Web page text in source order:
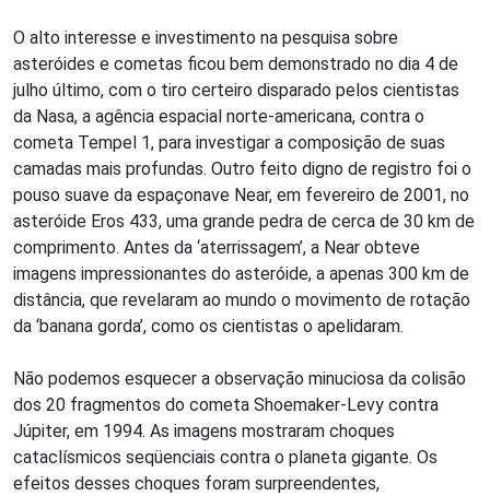
O alto interesse e investimento na pesquisa sobre
asteróides e cometas ficou bem demonstrado no dia 4 de
julho último, com o tiro certeiro disparado pelos cientistas
da Nasa, a agência espacial norte-americana, contra o
cometa Tempel 1, para investigar a composição de suas
camadas mais profundas. Outro feito digno de registro foi o
pouso suave da espaçonave Near, em fevereiro de 2001, no
asteróide Eros 433, uma grande pedra de cerca de 30 km de
comprimento. Antes da ‘aterrissagem’, a Near obteve
imagens impressionantes do asteróide, a apenas 300 km de
distância, que revelaram ao mundo o movimento de rotação
da ‘banana gorda’, como os cientistas o apelidaram.
Não podemos esquecer a observação minuciosa da colisão
dos 20 fragmentos do cometa Shoemaker-Levy contra
Júpiter, em 1994. As imagens mostraram choques
cataclísmicos seqüenciais contra o planeta gigante. Os
efeitos desses choques foram surpreendentes,